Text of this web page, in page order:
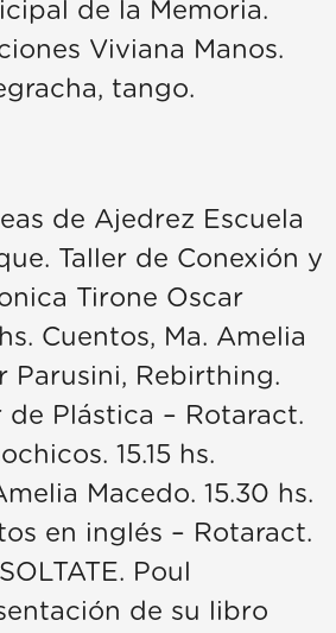
de la Memoria.
Viviana Manos.
tango.
de Ajedrez Escuela
Taller de Conexión y
Tirone Oscar
Cuentos, Ma. Amelia
Parusini, Rebirthing.
de Plástica – Rotaract.
15.15 hs.
Macedo. 15.30 hs.
en inglés – Rotaract.
Poul
de su libro